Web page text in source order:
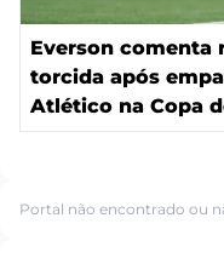
Everson comenta
torcida após
Atlético na Copa
Portal não encontrado ou